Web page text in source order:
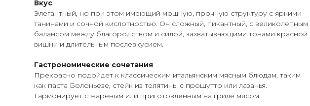
Вкус
Элегантный, но при этом имеющий мощную, прочную структуру с яркими
танинами и сочной кислотностью. Он сложный, пикантный, с великолепным
балансом между благородством и силой, захватывающими тонами красной
вишни и длительным послевкусием.
Гастрономические сочетания
Прекрасно подойдет к классическим итальянским мясным блюдам, таким
как паста Болоньезе, стейк из телятины с прошутто или лазанья.
Гармонирует с жареным или приготовленным на гриле мясом.